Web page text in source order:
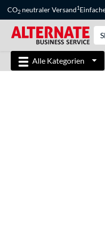
CO2 neutraler Versand1
Alle Kategorien